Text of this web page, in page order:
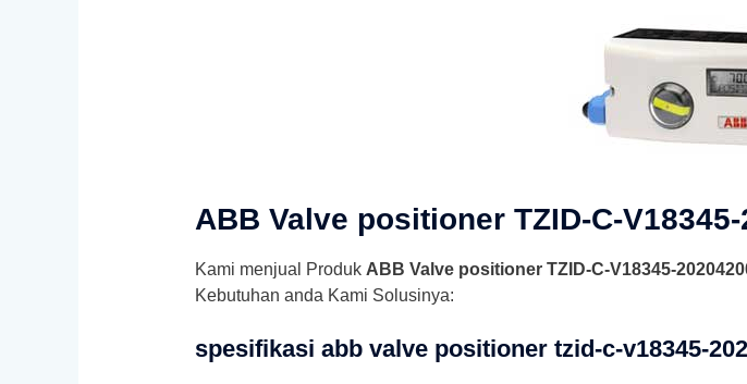
ABB Valve positioner TZID-C-
Kami menjual Produk ABB Valve positioner TZID-C-V18345-
Kebutuhan anda Kami Solusinya:
spesifikasi abb valve positioner tzid-c-v18345-